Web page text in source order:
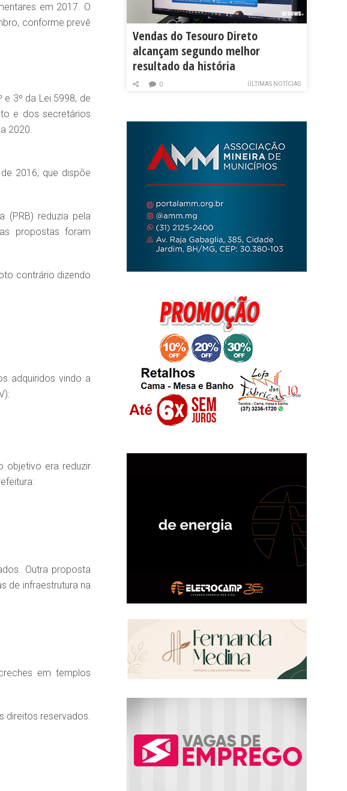
em 2017. O
conforme prevê
3º da Lei 5998, de
e dos secretários
2020.
2016, que dispõe
(PRB) reduzia pela
propostas foram
contrário dizendo
adquiridos vindo a
objetivo era reduzir
Outra proposta
de infraestrutura na
em templos
direitos reservados.
Vendas do Tesouro Direto
alcançam segundo melhor
resultado da história
ÚLTIMAS NOTÍCIAS
0